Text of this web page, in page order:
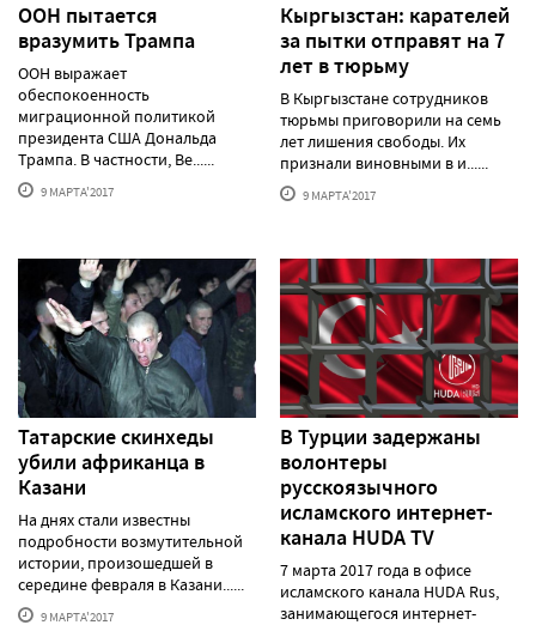
ООН пытается
вразумить Трампа
ООН выражает
обеспокоенность
миграционной политикой
президента США Дональда
Трампа. В частности, Ве......
9 МАРТА'2017
Кыргызстан: карателей
за пытки отправят на 7
лет в тюрьму
В Кыргызстане сотрудников
тюрьмы приговорили на семь
лет лишения свободы. Их
признали виновными в и......
9 МАРТА'2017
Татарские скинхеды
убили африканца в
Казани
На днях стали известны
подробности возмутительной
истории, произошедшей в
середине февраля в Казани......
9 МАРТА'2017
В Турции задержаны
волонтеры
русскоязычного
исламского интернет-
канала HUDA TV
7 марта 2017 года в офисе
исламского канала HUDA Rus,
занимающегося интернет-